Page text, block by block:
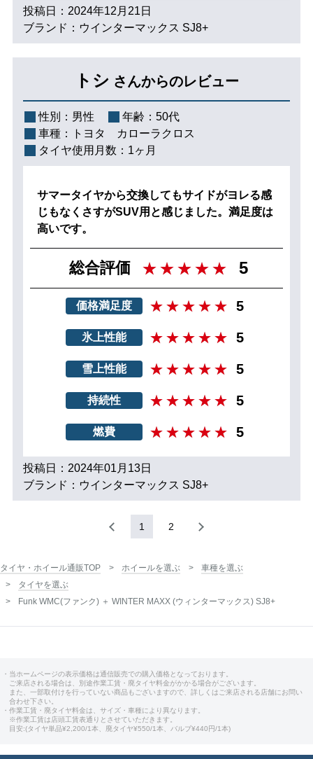
投稿日：2024年12月21日
ブランド：ウインターマックス SJ8+
トシ さんからのレビュー
性別： 男性 年齢： 50代
車種：
トヨタ カローラクロス
タイヤ使用月数： 1ヶ月
サマータイヤから交換してもサイドがヨレる感
じもなくさすがSUV用と感じました。満足度は
高いです。
総合評価 5
価格満足度 5
氷上性能 5
雪上性能 5
持続性 5
燃費 5
投稿日：2024年01月13日
ブランド：ウインターマックス SJ8+
1 2
タイヤ・ホイール通販TOP ホイールを選ぶ
車種を選ぶ
タイヤを選ぶ
Funk WMC(ファンク) ＋ WINTER MAXX (ウィンターマックス) SJ8+
・当ホームページの表示価格は通信販売での購入価格となっております。
ご来店される場合は、別途作業工賃・廃タイヤ料金がかかる場合がございます。
また、一部取付けを行っていない商品もございますので、詳しくはご来店される店舗にお問い
合わせ下さい。
・作業工賃・廃タイヤ料金は、サイズ・車種により異なります。
※作業工賃は店頭工賃表通りとさせていただきます。
目安:(タイヤ単品¥2,200/1本、廃タイヤ¥550/1本、バルブ¥440円/1本)